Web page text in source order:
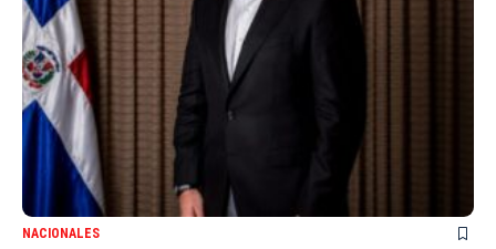
NACIONALES